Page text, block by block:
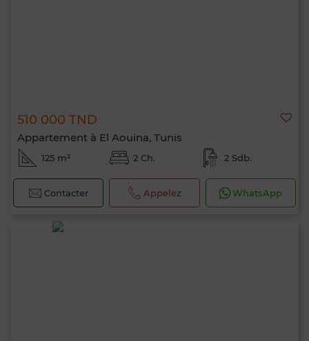
510 000 TND
Appartement à El Aouina, Tunis
125 m² 2 Ch. 2 Sdb.
Contacter Appelez WhatsApp